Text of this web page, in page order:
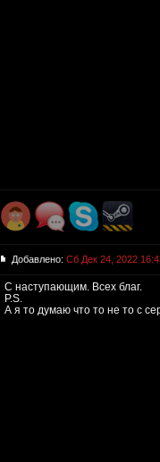
Добавлено: Сб Дек 24, 2022
С наступающим. Всех благ.
P.S.
А я то думаю что то не то с